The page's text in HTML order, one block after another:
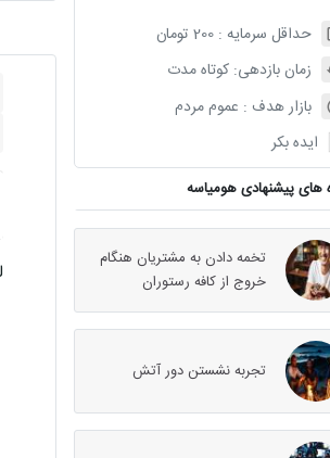
حداقل سرمایه :200 تومان
زمان بازدهی:کوتاه مدت
بازار هدف : عموم مردم
ایده بکر
های پیشنهادی هومیاسه
تخمه دادن به مشتریان هنگام
خروج از کافه رستوران
تجربه نشستن دور آتش